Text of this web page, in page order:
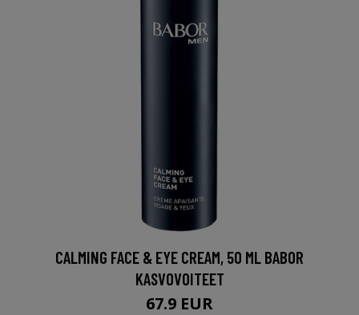
CALMING FACE & EYE CREAM, 50 ML BABOR
KASVOVOITEET
67.9 EUR